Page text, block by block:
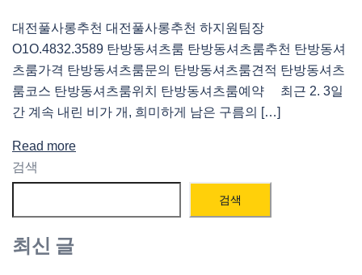
대전풀사롱추천 대전풀사롱추천 하지원팀장
O1O.4832.3589 탄방동셔츠룸 탄방동셔츠룸추천 탄방동셔
츠룸가격 탄방동셔츠룸문의 탄방동셔츠룸견적 탄방동셔츠
룸코스 탄방동셔츠룸위치 탄방동셔츠룸예약 최근 2. 3일
간 계속 내린 비가 개, 희미하게 남은 구름의 […]
Read more
검색
검색
최신 글